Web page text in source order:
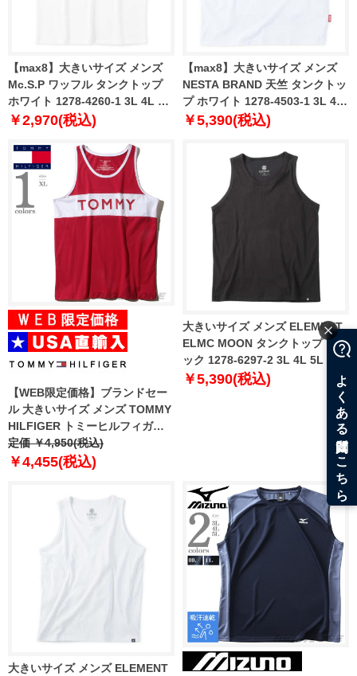
【max8】大きいサイズ メンズ
Mc.S.P ワッフル タンクトップ
ホワイト 1278-4260-1 3L 4L 5L
6L 7L 8L
￥2,970(税込)
【max8】大きいサイズ メンズ
NESTA BRAND 天竺 タンクトッ
プ ホワイト 1278-4503-1 3L 4L
5L 6L 8L
￥5,390(税込)
【WEB限定価格】ブランドセー
ル 大きいサイズ メンズ TOMMY
HILFIGER トミーヒルフィガー
ロゴプリント タンクトップ USA
直輸入 09t3547
定価 ￥4,950(税込)
￥4,455(税込)
大きいサイズ メンズ ELEMENT
ELMC MOON タンクトップ ブラ
ック 1278-6297-2 3L 4L 5L 6L
￥5,390(税込)
大きいサイズ メンズ ELEMENT